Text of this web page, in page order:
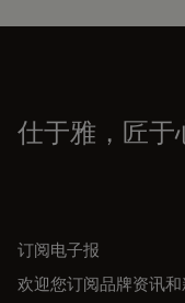
仕于雅，匠于
订阅电子报
欢迎您订阅品牌资讯和